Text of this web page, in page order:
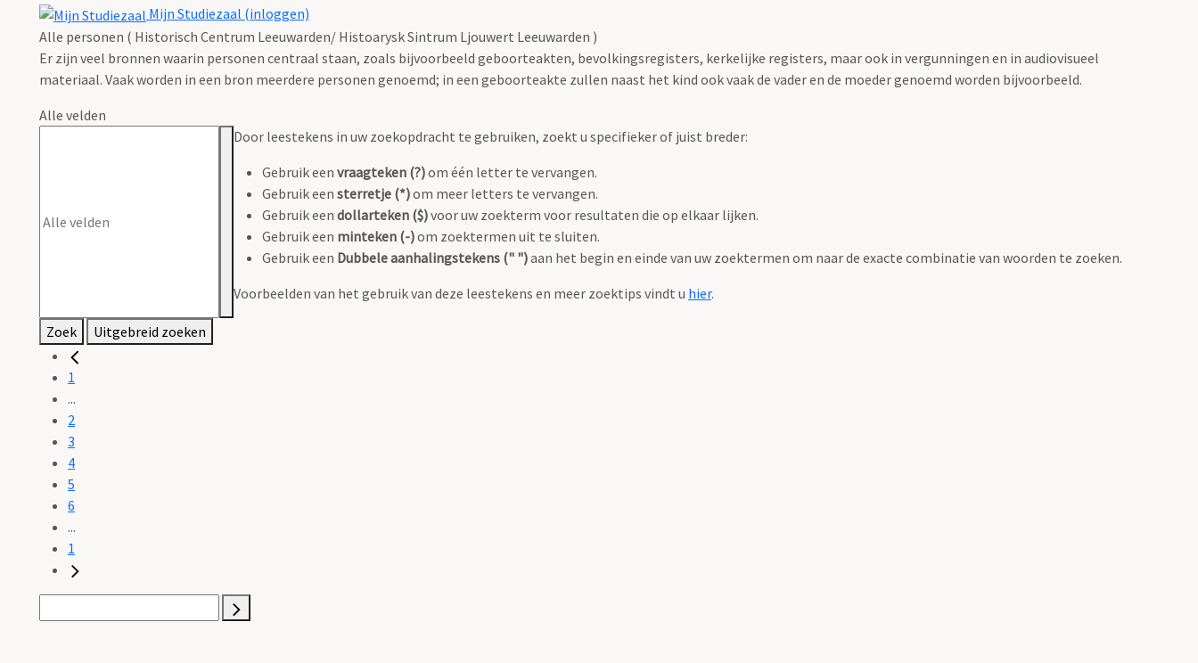
Mijn Studiezaal (inloggen)
Alle personen ( Historisch Centrum Leeuwarden/ Histoarysk Sintrum Ljouwert Leeuwarden )
Er zijn veel bronnen waarin personen centraal staan, zoals bijvoorbeeld geboorteakten, bevolkingsregisters, kerkelijke registers, maar ook in vergunningen en in audiovisueel
materiaal. Vaak worden in een bron meerdere personen genoemd; in een geboorteakte zullen naast het kind ook vaak de vader en de moeder genoemd worden bijvoorbeeld.
Alle velden
Door leestekens in uw zoekopdracht te gebruiken, zoekt u specifieker of juist breder:
Gebruik een vraagteken (?)om één letter te vervangen.
Gebruik een sterretje (*)om meer letters te vervangen.
Gebruik een dollarteken ($)voor uw zoekterm voor resultaten die op elkaar lijken.
Gebruik een minteken (-)om zoektermen uit te sluiten.
Gebruik een Dubbele aanhalingstekens (" ")aan het begin en einde van uw zoektermen om naar de exacte combinatie van woorden te zoeken.
Voorbeelden van het gebruik van deze leestekens en meer zoektips vindt u hier.
Zoek Uitgebreid zoeken
1
...
2
3
4
5
6
...
1